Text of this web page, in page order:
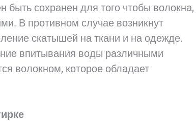
сохранен для того чтобы волокна,
В противном случае возникнут
скатышей на ткани и на одежде.
впитывания воды различными
волокном, которое обладает